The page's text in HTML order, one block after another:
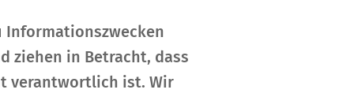
Informationszwecken
ziehen in Betracht, dass
verantwortlich ist. Wir